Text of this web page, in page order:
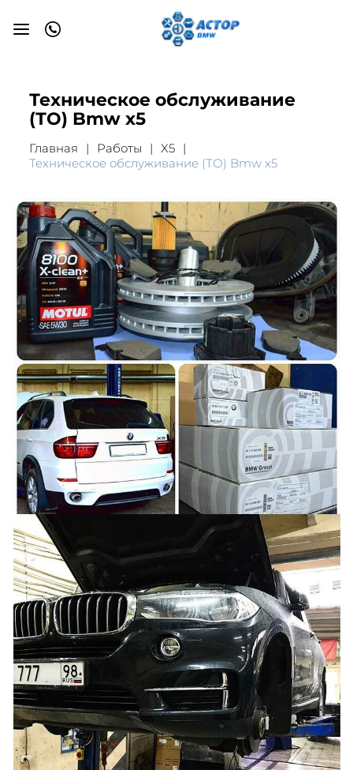
Техническое обслуживание
(ТО) Bmw x5
Главная Работы
X5
Техническое обслуживание (ТО) Bmw x5